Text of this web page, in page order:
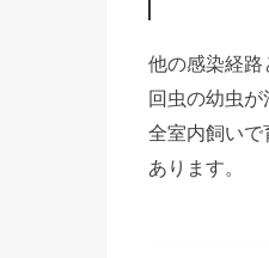
他の感染経路
回虫の幼虫
全室内飼いで
あります。